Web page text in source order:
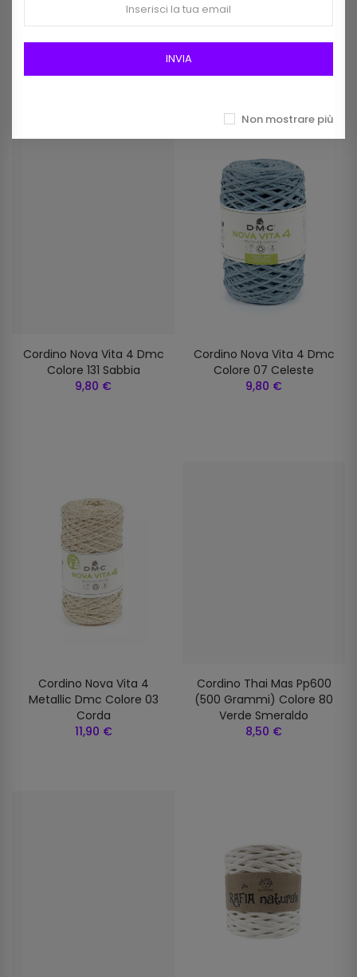
Cordino Nova Vita 4 Dmc
Colore 01 Panna
Cordino Nova Vita 4
Metallic Dmc Colore 311
11,90 €
Cordino Nova Vita 4 Dmc
Colore 131 Sabbia
9,80 €
Cordino Nova Vita 4 Dmc
Colore 07 Celeste
9,80 €
Cordino Nova Vita 4
Metallic Dmc Colore 03
Corda
11,90 €
Cordino Thai Mas Pp600
(500 Grammi) Colore 80
Verde Smeraldo
8,50 €
INVIA
Non mostrare più